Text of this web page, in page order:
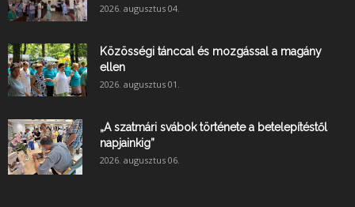
2026. augusztus 04.
Közösségi tánccal és mozgással a magány
ellen
2026. augusztus 01.
„A szatmári svábok története a betelepítéstől
napjainkig”
2026. augusztus 06.